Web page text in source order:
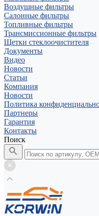
Воздушные фильтры
Салонные фильтры
Топливные фильтры
Трансмиссионные фильтры
Щетки стеклоочистителя
Документы
Видео
Новости
Статьи
Компания
Новости
Политика
Партнеры
Гарантия
Контакты
Поиск